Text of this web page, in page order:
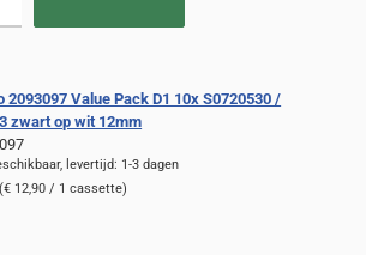
2093097 Value Pack D1 10x S0720530 /
zwart op wit 12mm
levertijd: 1-3 dagen
(€ 12,90 / 1 cassette)